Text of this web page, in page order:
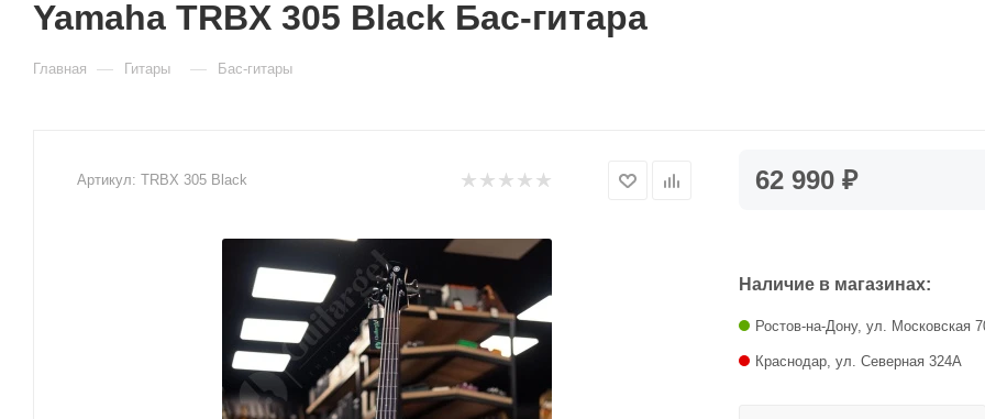
Yamaha TRBX 305 Black Бас-гитара
Главная — Гитары — Бас-гитары
Артикул: TRBX 305 Black 62 990 ₽
Наличие в магазинах:
Краснодар, ул. Северная 324А
Ростов-на-Дону, ул. Московская